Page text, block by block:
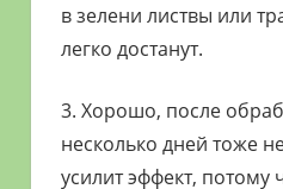
в зелени листвы или
легко достанут.
3. Хорошо, после
несколько дней тоже
усилит эффект, потому